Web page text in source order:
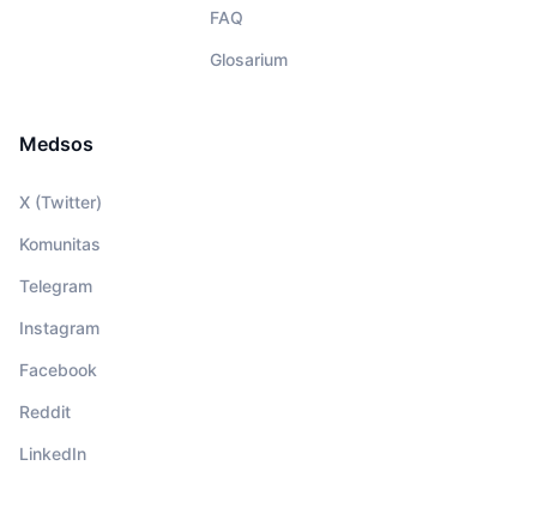
FAQ
Glosarium
Medsos
X (Twitter)
Komunitas
Telegram
Instagram
Facebook
Reddit
LinkedIn